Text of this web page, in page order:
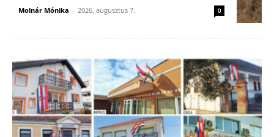
Molnár Mónika - 2026, augusztus 7. 0